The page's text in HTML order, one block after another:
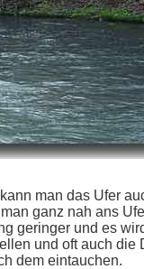
man das Ufer
ganz nah ans
geringer und es
und oft auch die
dem eintauchen.